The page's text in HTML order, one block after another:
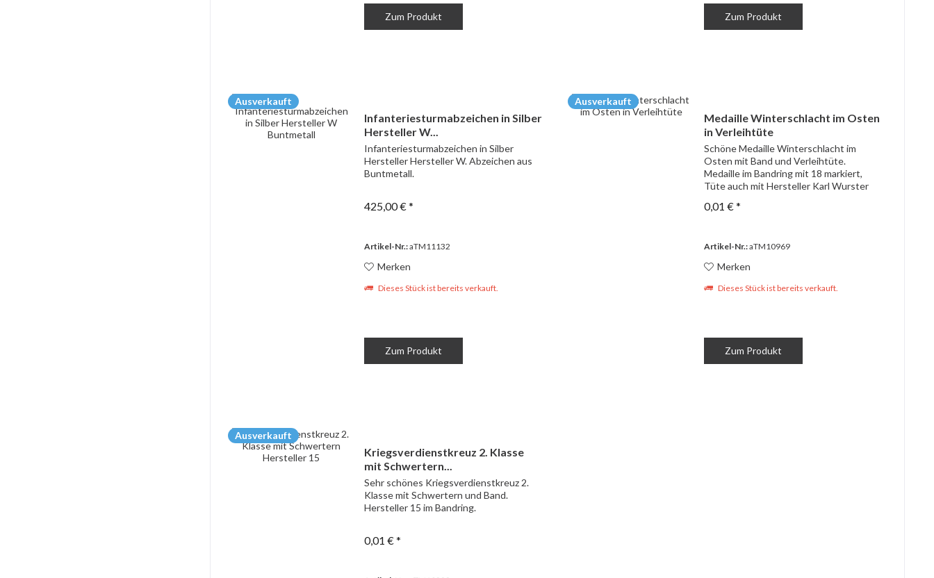
Zum Produkt Zum Produkt
Ausverkauft
Infanteriesturmabzeichen in Silber
Hersteller W...
Infanteriesturmabzeichen in Silber
Hersteller Hersteller W. Abzeichen aus
Buntmetall.
425,00 € *
Artikel-Nr.:aTM11132
Merken
Dieses Stück ist bereits verkauft.
Zum Produkt
Ausverkauft
Medaille Winterschlacht im Osten
in Verleihtüte
Schöne Medaille Winterschlacht im
Osten mit Band und Verleihtüte.
Medaille im Bandring mit 18 markiert,
Tüte auch mit Hersteller Karl Wurster
Set. Leider ist die Tüte an der rechten
0,01 € *
Artikel-Nr.:aTM10969
Merken
Dieses Stück ist bereits verkauft.
Zum Produkt
Ausverkauft
Kriegsverdienstkreuz 2. Klasse
mit Schwertern...
Sehr schönes Kriegsverdienstkreuz 2.
Klasse mit Schwertern und Band.
Hersteller 15 im Bandring.
0,01 € *